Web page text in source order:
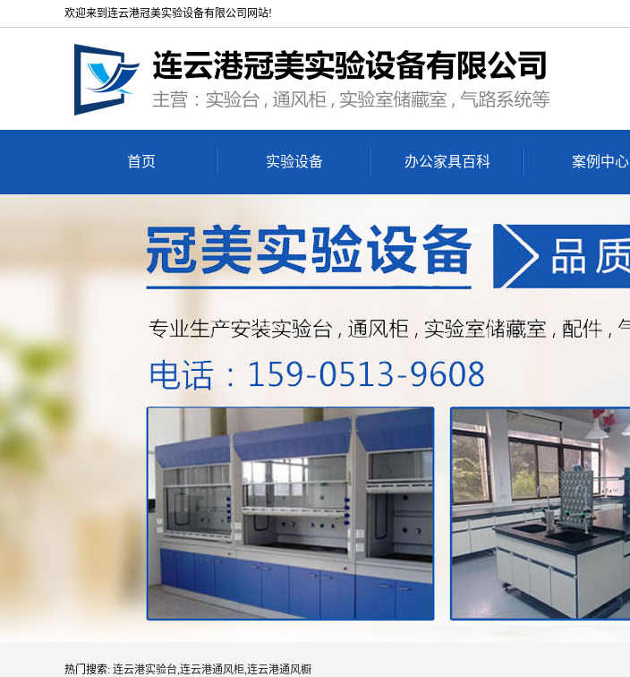
欢迎来到连云港冠美实验设备有限公司网站!
首页 实验设备 办公家具百科 案例中心
热门搜索: 连云港实验台,连云港通风柜,连云港通风橱